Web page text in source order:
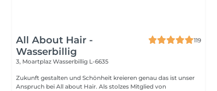
All About Hair -
Wasserbillig
119
3, Moartplaz Wasserbillig L-6635
Zukunft gestalten und Schönheit kreieren genau das ist unser
Anspruch bei All about Hair. Als stolzes Mitglied von